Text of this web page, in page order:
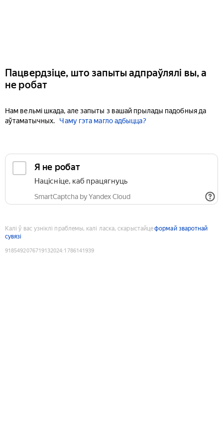
Пацвердзіце, што запыты адпраўлялі вы, а
не робат
Нам вельмі шкада, але запыты з вашай прылады падобныя да
аўтаматычных.
Чаму гэта магло адбыцца?
Я не робат
Націсніце, каб працягнуць
SmartCaptcha by Yandex Cloud
Калі ў вас узніклі праблемы, калі ласка, скарыстайцеформай зваротнай
сувязі
9185492076719132024:1786141939